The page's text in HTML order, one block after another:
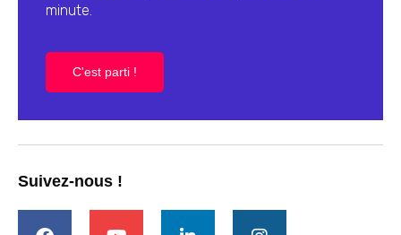
minute.
C'est parti !
Suivez-nous !